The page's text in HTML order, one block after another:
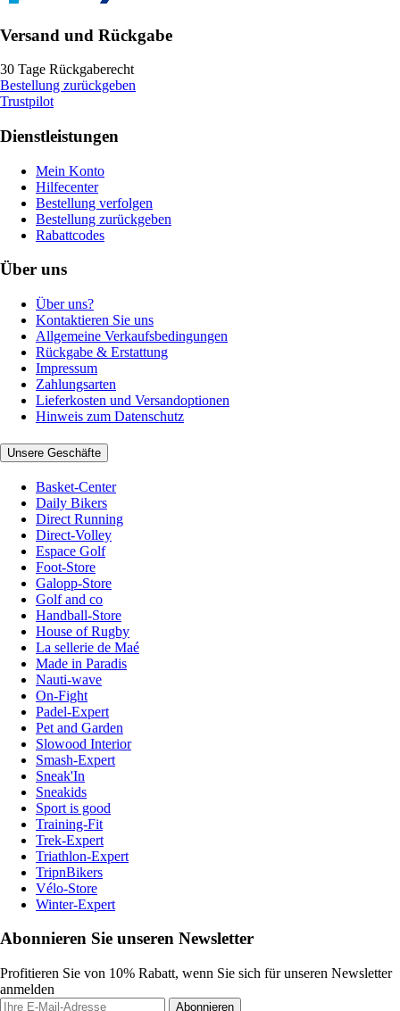
Versand und Rückgabe
30 Tage Rückgaberecht
Bestellung zurückgeben
Trustpilot
Dienstleistungen
Mein Konto
Hilfecenter
Bestellung verfolgen
Bestellung zurückgeben
Rabattcodes
Über uns
Über uns?
Kontaktieren Sie uns
Allgemeine Verkaufsbedingungen
Rückgabe & Erstattung
Impressum
Zahlungsarten
Lieferkosten und Versandoptionen
Hinweis zum Datenschutz
Unsere Geschäfte
Basket-Center
Daily Bikers
Direct Running
Direct-Volley
Espace Golf
Foot-Store
Galopp-Store
Golf and co
Handball-Store
House of Rugby
La sellerie de Maé
Made in Paradis
Nauti-wave
On-Fight
Padel-Expert
Pet and Garden
Slowood Interior
Smash-Expert
Sneak'In
Sneakids
Sport is good
Training-Fit
Trek-Expert
Triathlon-Expert
TripnBikers
Vélo-Store
Winter-Expert
Abonnieren Sie unseren Newsletter
Profitieren Sie von 10% Rabatt, wenn Sie sich für unseren Newsletter
anmelden
Abonnieren